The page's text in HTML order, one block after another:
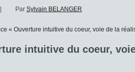
Par Sylvain BELANGER
intuitive du coeur,